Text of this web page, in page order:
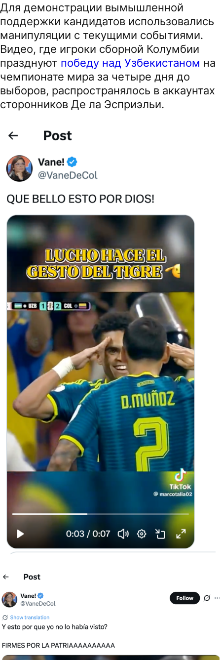
Для демонстрации вымышленной
поддержки кандидатов использовались
манипуляции с текущими событиями.
Видео, где игроки сборной Колумбии
празднуют победу над Узбекистаном на
чемпионате мира за четыре дня до
выборов, распространялось в аккаунтах
сторонников Де ла Эсприэльи.